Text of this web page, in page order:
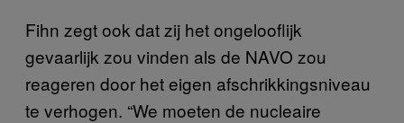
Fihn zegt ook dat zij het ongelooflijk
gevaarlijk zou vinden als de NAVO zou
reageren door het eigen afschrikkingsniveau
te verhogen. “We moeten de nucleaire